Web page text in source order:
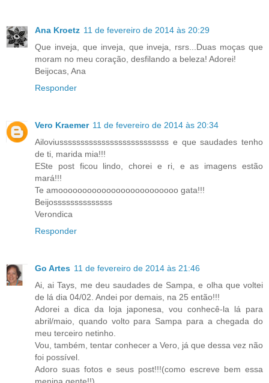
Ana Kroetz 11 de fevereiro de 2014 às 20:29
Que inveja, que inveja, que inveja, rsrs...Duas moças que
moram no meu coração, desfilando a beleza! Adorei!
Beijocas, Ana
Responder
Vero Kraemer 11 de fevereiro de 2014 às 20:34
Ailoviussssssssssssssssssssssssss e que saudades tenho
de ti, marida mia!!!
ESte post ficou lindo, chorei e ri, e as imagens estão
mará!!!
Te amooooooooooooooooooooooooo gata!!!
Beijossssssssssssss
Verondica
Responder
Go Artes 11 de fevereiro de 2014 às 21:46
Ai, ai Tays, me deu saudades de Sampa, e olha que voltei
de lá dia 04/02. Andei por demais, na 25 então!!!
Adorei a dica da loja japonesa, vou conhecê-la lá para
abril/maio, quando volto para Sampa para a chegada do
meu terceiro netinho.
Vou, também, tentar conhecer a Vero, já que dessa vez não
foi possível.
Adoro suas fotos e seus post!!!(como escreve bem essa